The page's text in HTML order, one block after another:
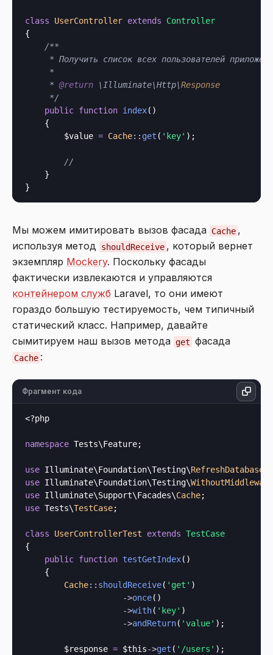
class UserController extends
Controller
{
/**
* Получить список всех пользователей
     *
     *
@return \Illuminate\Http\Response
     */
public function index()
    {
        $value
= Cache:: get ( 'key' );
//
    }
Мы можем имитировать вызов фасада Cache ,
используя метод shouldReceive , который вернет
экземпляр Mockery. Поскольку фасады
фактически извлекаются и управляются
контейнером служб Laravel, то они имеют
гораздо большую тестируемость, чем типичный
статический класс. Например, давайте
сымитируем наш вызов метода get фасада
Cache :
Фрагмент кода
<?php
namespace Tests\Feature;
use Illuminate\Foundation\Testing\RefreshDatabase
use Illuminate\Foundation\Testing\WithoutMiddleware
use Illuminate\Support\Facades\Cache
use Tests\TestCase;
class UserControllerTest extends TestCase
{
public function testGetIndex()
    {
Cache:: shouldReceive( 'get' )
->once()
->with( 'key' )
->andReturn( 'value' );
        $response
= $this->get ( '/users' );